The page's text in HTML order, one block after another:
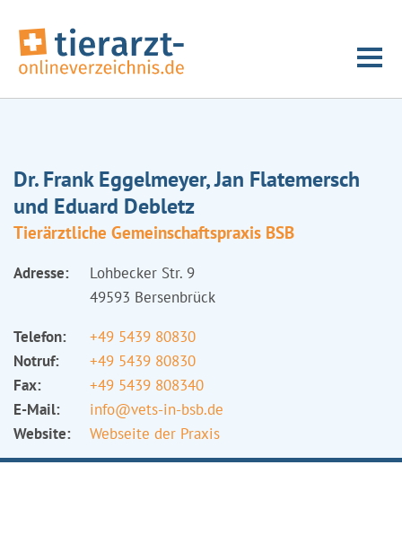
Dr. Frank Eggelmeyer, Jan Flatemersch
und Eduard Debletz
Tierärztliche Gemeinschaftspraxis BSB
Adresse:
Lohbecker Str. 9
49593 Bersenbrück
Telefon:
+49 5439 80830
Notruf:
+49 5439 80830
Fax:
+49 5439 808340
E-Mail:
info@vets-in-bsb.de
Website:
Webseite der Praxis